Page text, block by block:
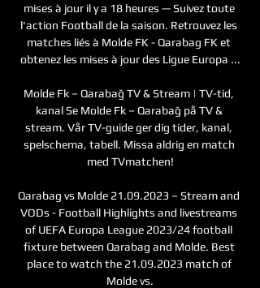
mises à jour il y a 18 heures — Suivez toute
l'action Football de la saison. Retrouvez les
matches liés à Molde FK - Qarabag FK et
obtenez les mises à jour des Ligue Europa ...
Molde Fk – Qarabağ TV & Stream | TV-tid,
kanal Se Molde Fk – Qarabağ på TV &
stream. Vår TV-guide ger dig tider, kanal,
spelschema, tabell. Missa aldrig en match
med TVmatchen!
Qarabag vs Molde 21.09.2023 – Stream and
VODs - Football Highlights and livestreams
of UEFA Europa League 2023/24 football
fixture between Qarabag and Molde. Best
place to watch the 21.09.2023 match of
Molde vs.